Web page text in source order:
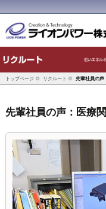
トップページ リクルート 先輩社員の声
先輩社員の声：医療